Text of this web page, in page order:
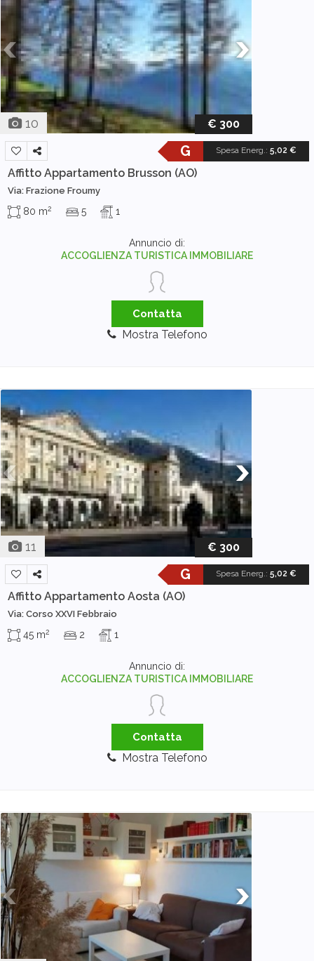
10 € 300
Spesa Energ.: 5,02 €
G
Affitto Appartamento Brusson (AO)
Via: Frazione Froumy
80 m2 5 1
Annuncio di:
ACCOGLIENZA TURISTICA IMMOBILIARE
Contatta
Mostra Telefono
11 € 300
Spesa Energ.: 5,02 €
G
Affitto Appartamento Aosta (AO)
Via: Corso XXVI Febbraio
45 m2 2 1
Annuncio di:
ACCOGLIENZA TURISTICA IMMOBILIARE
Contatta
Mostra Telefono